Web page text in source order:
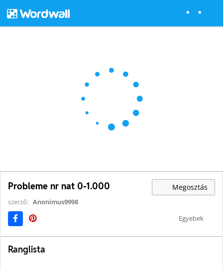
Probleme nr nat 0-1.000 Megosztás
szerző: Anonimus9998
Egyebek
Ranglista